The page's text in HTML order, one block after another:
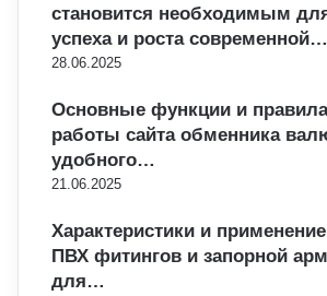
становится необходимым
успеха и роста современной…
28.06.2025
Основные функции и правила
работы сайта обменника
удобного…
21.06.2025
Характеристики и
ПВХ фитингов и запорной
для…